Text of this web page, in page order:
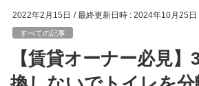
2022年2月15日 / 最終更新日時 : 2024年10月25日
すべての記事
【賃貸オーナー必見